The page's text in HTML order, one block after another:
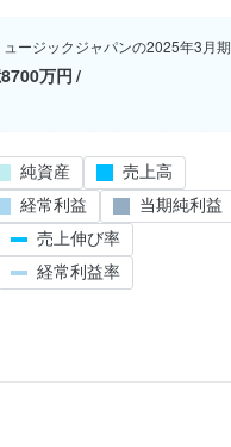
ージックジャパンの2025年3月期
万円
純資産
売上高
経常利益
当期純利益
売上伸び率
経常利益率